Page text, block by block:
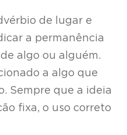
de lugar e
a permanência
algo ou alguém.
a algo que
Sempre que a ideia
fixa, o uso correto